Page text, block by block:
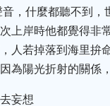
，什麼都聽不到，
上岸時他都覺得非
人若掉落到海里拚
為陽光折射的關係
妄想